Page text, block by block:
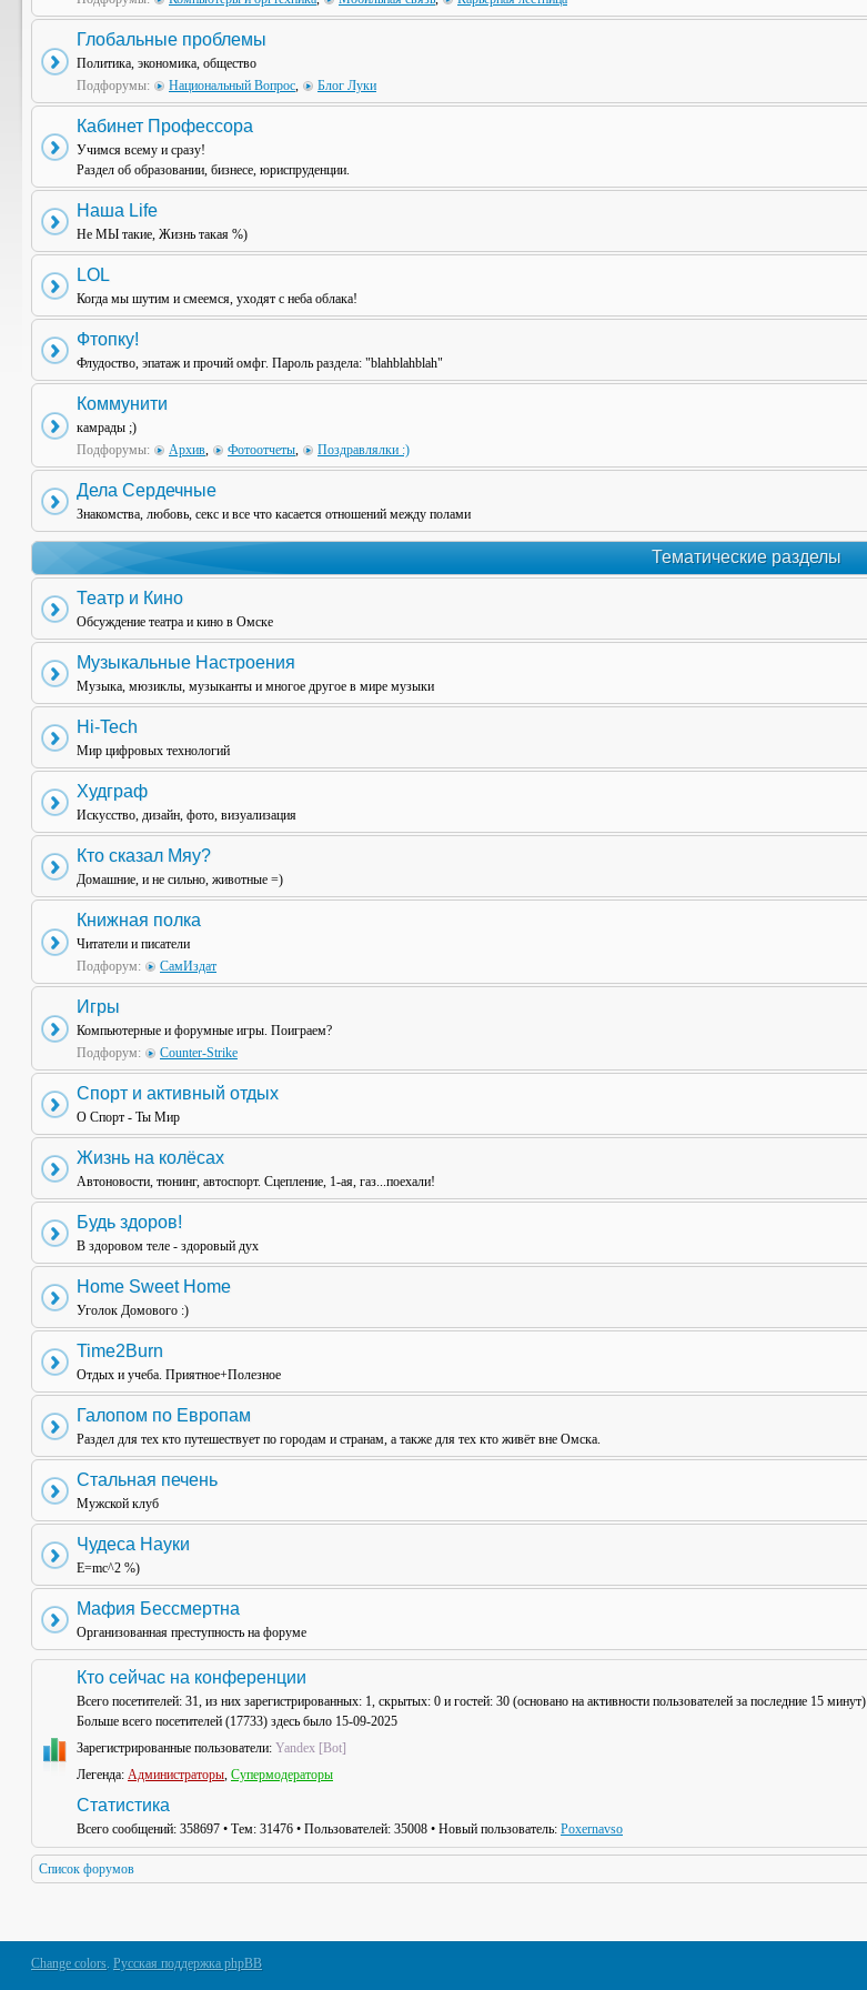
Глобальные проблемы
Политика, экономика, общество
Подфорумы:
Национальный Вопрос, Блог Луки
Кабинет Профессора
Учимся всему и сразу!
Раздел об образовании, бизнесе, юриспруденции.
Наша Life
Не МЫ такие, Жизнь такая %)
LOL
Когда мы шутим и смеемся, уходят с неба облака!
Фтопку!
Флудоство, эпатаж и прочий омфг. Пароль раздела: "blahblahblah"
Коммунити
камрады ;)
Подфорумы:
Архив, Фотоотчеты, Поздравлялки :)
Дела Сердечные
Знакомства, любовь, секс и все что касается отношений между полами
Тематические разделы
Театр и Кино
Обсуждение театра и кино в Омске
Музыкальные Настроения
Музыка, мюзиклы, музыканты и многое другое в мире музыки
Hi-Tech
Мир цифровых технологий
Худграф
Искусство, дизайн, фото, визуализация
Кто сказал Мяу?
Домашние, и не сильно, животные =)
Книжная полка
Читатели и писатели
Подфорум:
СамИздат
Игры
Компьютерные и форумные игры. Поиграем?
Подфорум:
Counter-Strike
Спорт и активный отдых
О Спорт - Ты Мир
Жизнь на колёсах
Автоновости, тюнинг, автоспорт. Сцепление, 1-ая, газ...поехали!
Будь здоров!
В здоровом теле - здоровый дух
Home Sweet Home
Уголок Домового :)
Time2Burn
Отдых и учеба. Приятное+Полезное
Галопом по Европам
Раздел для тех кто путешествует по городам и странам, а также для тех кто живёт вне Омска.
Стальная печень
Мужской клуб
Чудеса Науки
E=mc^2 %)
Мафия Бессмертна
Организованная преступность на форуме
Кто сейчас на конференции
Всего посетителей: 31, из них зарегистрированных: 1, скрытых: 0 и гостей: 30 (основано на активности пользователей за последние 15 минут)
Больше всего посетителей (17733) здесь было 15-09-2025
Зарегистрированные пользователи: Yandex [Bot]
Легенда: Администраторы, Супермодераторы
Статистика
Всего сообщений: 358697 • Тем: 31476 • Пользователей: 35008 • Новый пользователь: Poxernavso
Список форумов
Change colors. Русская поддержка phpBB